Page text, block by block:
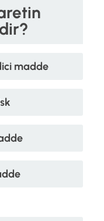
madde